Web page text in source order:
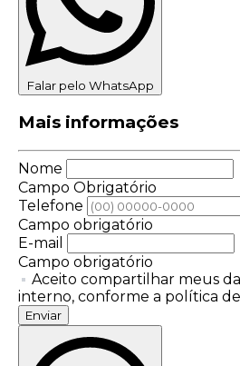
Falar pelo WhatsApp
Mais informações
Nome
Campo Obrigatório
Telefone
Campo obrigatório
E-mail
Campo obrigatório
Aceito compartilhar meus
interno, conforme a política
Enviar